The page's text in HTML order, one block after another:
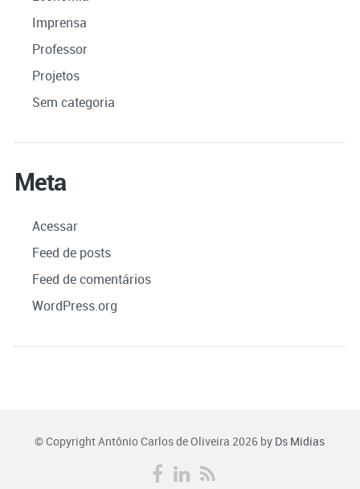
Imprensa
Professor
Projetos
Sem categoria
Meta
Acessar
Feed de posts
Feed de comentários
WordPress.org
© Copyright Antônio Carlos de Oliveira 2026 by Ds Midias